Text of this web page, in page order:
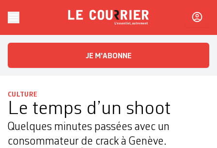
Le CourrierL'essentiel, autrement
JE M'ABONNE
CULTURE
Le temps d’un shoot
Quelques minutes passées avec un
consommateur de crack à Genève.